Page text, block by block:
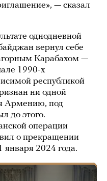
— сказал
однодневной
вернул себе
Карабахом —
1990-х
республикой
ни одной
Армению, под
до этого.
операции
о прекращении
января 2024 года.